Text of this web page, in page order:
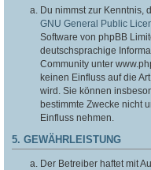
Du nimmst zur Kenntnis,
GNU General Public
Software von phpBB
deutschsprachige
Community unter
keinen Einfluss auf die
wird. Sie können
bestimmte Zwecke nicht
Einfluss nehmen.
5. GEWÄHRLEISTUNG
Der Betreiber haftet mit